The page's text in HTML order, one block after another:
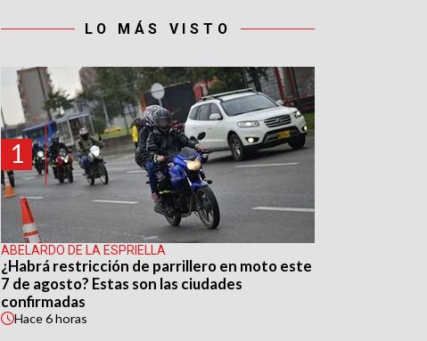
LO MÁS VISTO
1
ABELARDO DE LA ESPRIELLA
¿Habrá restricción de parrillero en moto este
7 de agosto? Estas son las ciudades
confirmadas
Hace6 horas